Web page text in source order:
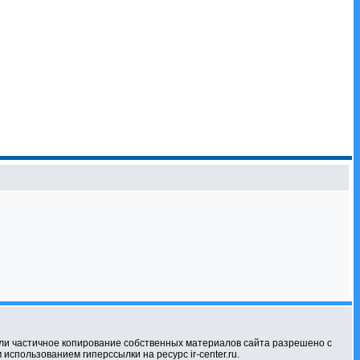
копирование собственных материалов сайта разрешено с
гиперссылки на ресурс ir-center.ru.